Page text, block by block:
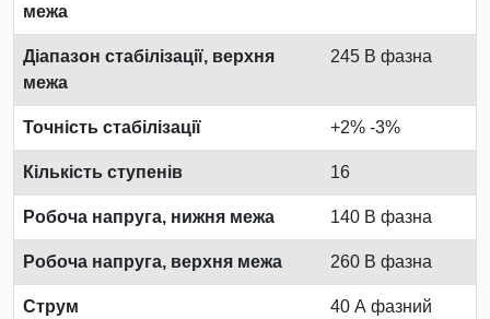
межа
Діапазон стабілізації, верхня
межа
245 В фазна
Точність стабілізації +2% -3%
Кількість ступенів 16
Робоча напруга, нижня межа 140 В фазна
Робоча напруга, верхня межа 260 В фазна
Струм 40 А фазний